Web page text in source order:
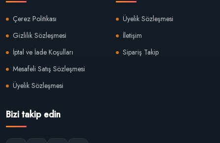
Çerez Politikası
Gizlilik Sözleşmesi
İptal ve İade Koşulları
Mesafeli Satış Sözleşmesi
Üyelik Sözleşmesi
Üyelik Sözleşmesi
İletişim
Sipariş Takip
Bizi takip edin